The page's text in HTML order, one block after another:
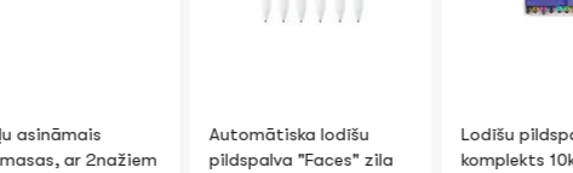
Automātiska lodīšu
pildspalva "Faces" zila
Lodīšu pildspalvu
komplekts 10kr. 1,0mm